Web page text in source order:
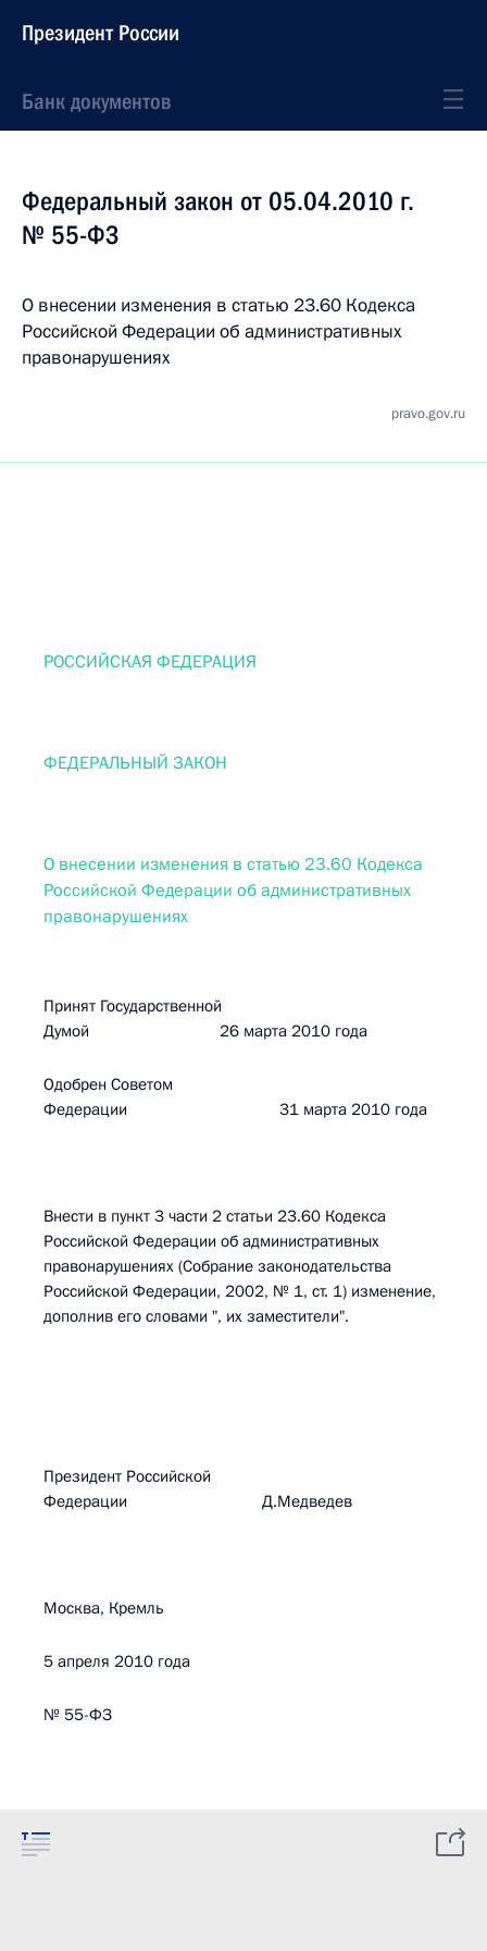
Президент России
Банк документов
Федеральный закон от 05.04.2010 г.
№ 55-ФЗ
О внесении изменения в статью 23.60 Кодекса
Российской Федерации об административных
правонарушениях
pravo.gov.ru
РОССИЙСКАЯ ФЕДЕРАЦИЯ
ФЕДЕРАЛЬНЫЙ ЗАКОН
О внесении изменения в статью 23.60 Кодекса
Российской Федерации об административных
правонарушениях
Принят Государственной
Думой 26 марта 2010 года
Одобрен Советом
Федерации 31 марта 2010 года
Внести в пункт 3 части 2 статьи 23.60 Кодекса
Российской Федерации об административных
правонарушениях (Собрание законодательства
Российской Федерации, 2002, № 1, ст. 1) изменение,
дополнив его словами ", их заместители".
Президент Российской
Федерации Д.Медведев
Москва, Кремль
5 апреля 2010 года
№ 55-ФЗ